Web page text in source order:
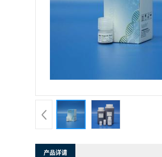
产品详请